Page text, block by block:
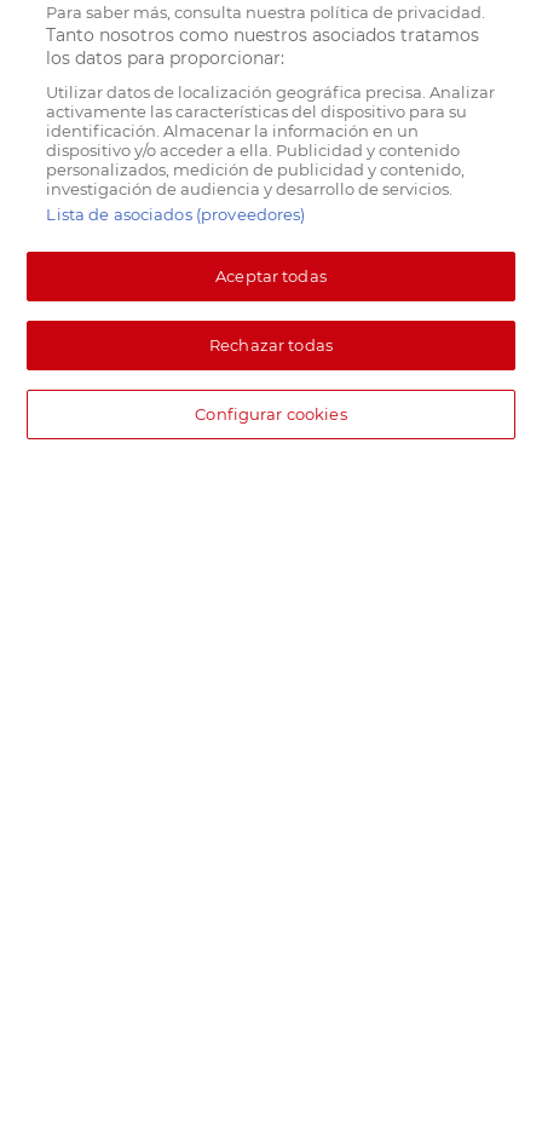
Para saber más, consulta nuestra política de privacidad.
Tanto nosotros como nuestros asociados tratamos
los datos para proporcionar:
Utilizar datos de localización geográfica precisa. Analizar
activamente las características del dispositivo para su
identificación. Almacenar la información en un
dispositivo y/o acceder a ella. Publicidad y contenido
personalizados, medición de publicidad y contenido,
investigación de audiencia y desarrollo de servicios.
Lista de asociados (proveedores)
Aceptar todas
Rechazar todas
Configurar cookies